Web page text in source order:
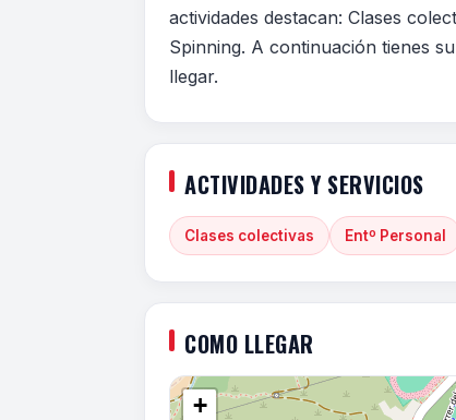
actividades destacan: Clases
Spinning. A continuación tienes
llegar.
ACTIVIDADES Y SERVICIOS
Clases colectivas Entº Personal
COMO LLEGAR
+